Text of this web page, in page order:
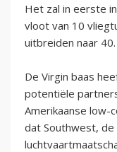
Het zal in eerste
vloot van 10
uitbreiden naar 40.
De Virgin baas
potentiële
Amerikaanse low-
dat Southwest,